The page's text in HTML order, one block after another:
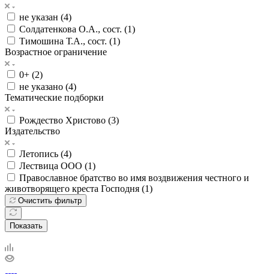
не указан (4)
Солдатенкова О.А., сост. (1)
Тимошина Т.А., сост. (1)
Возрастное ограничение
0+ (2)
не указано (4)
Тематические подборки
Рождество Христово (3)
Издательство
Летопись (4)
Лествица ООО (1)
Православное братство во имя воздвижения честного и
животворящего креста Господня (1)
Очистить фильтр
Показать